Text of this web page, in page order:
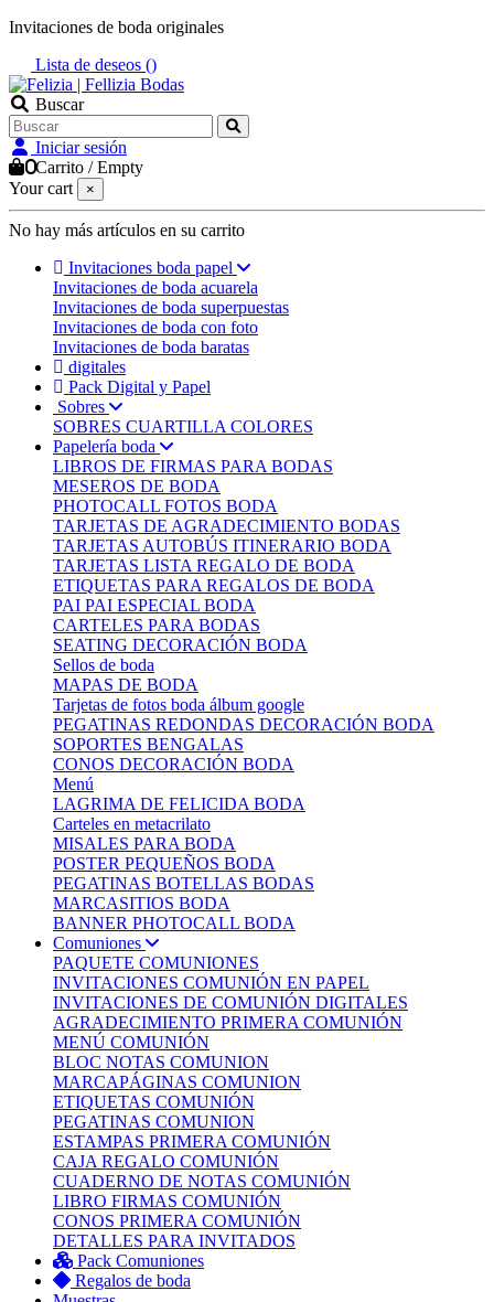
Invitaciones de boda originales
Lista de deseos ()
Buscar
Iniciar sesión
0Carrito /Empty
Your cart
×
No hay más artículos en su carrito
Invitaciones boda papel
Invitaciones de boda acuarela
Invitaciones de boda superpuestas
Invitaciones de boda con foto
Invitaciones de boda baratas
digitales
Pack Digital y Papel
Sobres
SOBRES CUARTILLA COLORES
Papelería boda
LIBROS DE FIRMAS PARA BODAS
MESEROS DE BODA
PHOTOCALL FOTOS BODA
TARJETAS DE AGRADECIMIENTO BODAS
TARJETAS AUTOBÚS ITINERARIO BODA
TARJETAS LISTA REGALO DE BODA
ETIQUETAS PARA REGALOS DE BODA
PAI PAI ESPECIAL BODA
CARTELES PARA BODAS
SEATING DECORACIÓN BODA
Sellos de boda
MAPAS DE BODA
Tarjetas de fotos boda álbum google
PEGATINAS REDONDAS DECORACIÓN BODA
SOPORTES BENGALAS
CONOS DECORACIÓN BODA
Menú
LAGRIMA DE FELICIDA BODA
Carteles en metacrilato
MISALES PARA BODA
POSTER PEQUEÑOS BODA
PEGATINAS BOTELLAS BODAS
MARCASITIOS BODA
BANNER PHOTOCALL BODA
Comuniones
PAQUETE COMUNIONES
INVITACIONES COMUNIÓN EN PAPEL
INVITACIONES DE COMUNIÓN DIGITALES
AGRADECIMIENTO PRIMERA COMUNIÓN
MENÚ COMUNIÓN
BLOC NOTAS COMUNION
MARCAPÁGINAS COMUNION
ETIQUETAS COMUNIÓN
PEGATINAS COMUNION
ESTAMPAS PRIMERA COMUNIÓN
CAJA REGALO COMUNIÓN
CUADERNO DE NOTAS COMUNIÓN
LIBRO FIRMAS COMUNIÓN
CONOS PRIMERA COMUNIÓN
DETALLES PARA INVITADOS
Pack Comuniones
Regalos de boda